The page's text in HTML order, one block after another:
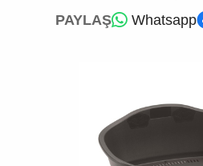
PAYLAŞ Whatsapp